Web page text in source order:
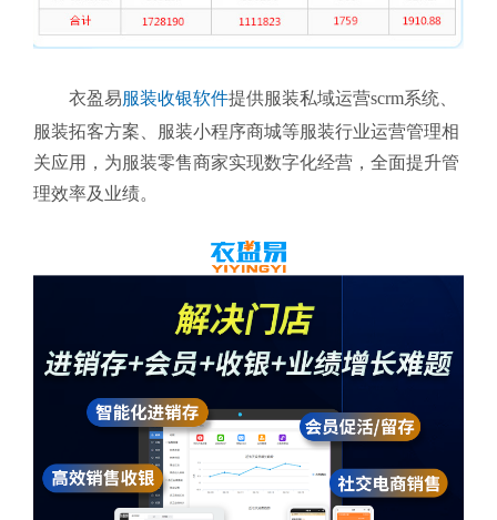
衣盈易服装收银软件提供服装私域运营scrm系统、
服装拓客方案、服装小程序商城等服装行业运营管理相
关应用，为服装零售商家实现数字化经营，全面提升管
理效率及业绩。